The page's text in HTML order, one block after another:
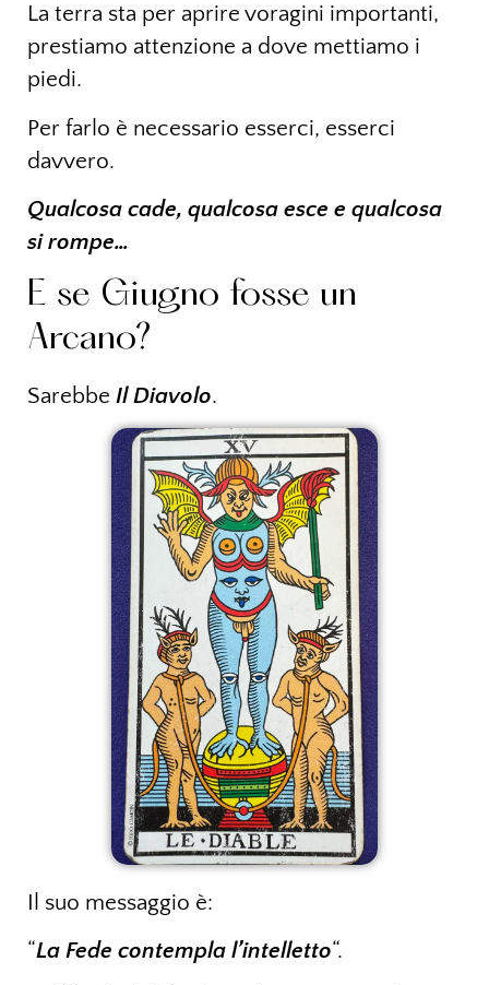
La terra sta per aprire voragini importanti,
prestiamo attenzione a dove mettiamo i
piedi.
Per farlo è necessario esserci, esserci
davvero.
Qualcosa cade, qualcosa esce e qualcosa
si rompe…
E se Giugno fosse un
Arcano?
Sarebbe Il Diavolo.
Il suo messaggio è:
“La Fede contempla l’intelletto“.